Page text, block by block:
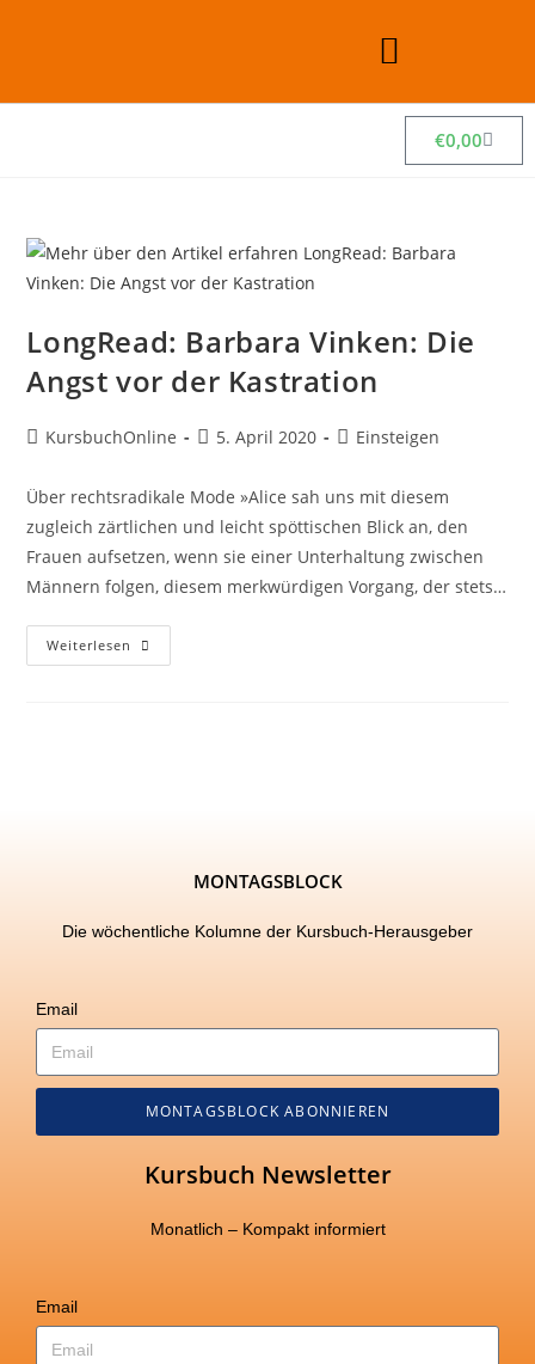
€0,00
LongRead: Barbara Vinken: Die
Angst vor der Kastration
KursbuchOnline 5. April 2020 Einsteigen
Über rechtsradikale Mode »Alice sah uns mit diesem
zugleich zärtlichen und leicht spöttischen Blick an, den
Frauen aufsetzen, wenn sie einer Unterhaltung zwischen
Männern folgen, diesem merkwürdigen Vorgang, der stets…
Weiterlesen
MONTAGSBLOCK
Die wöchentliche Kolumne der Kursbuch-Herausgeber
Email
MONTAGSBLOCK ABONNIEREN
Kursbuch Newsletter
Monatlich – Kompakt informiert
Email